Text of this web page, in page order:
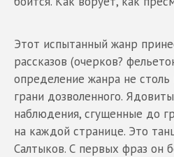
Этот испытанный жанр
рассказов (очерков?
определение жанра не
грани дозволенного.
наблюдения, сгущенные до
на каждой странице. Это
Салтыков. С первых фраз он